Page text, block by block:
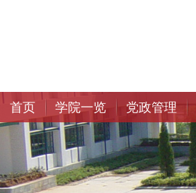
首页 学院一览 党政管理